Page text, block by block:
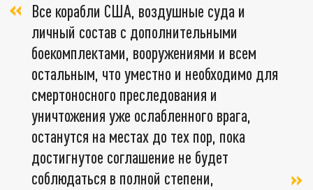
Все корабли США, воздушные суда и
личный состав с дополнительными
боекомплектами, вооружениями и всем
остальным, что уместно и необходимо для
смертоносного преследования и
уничтожения уже ослабленного врага,
останутся на местах до тех пор, пока
достигнутое соглашение не будет
соблюдаться в полной степени,